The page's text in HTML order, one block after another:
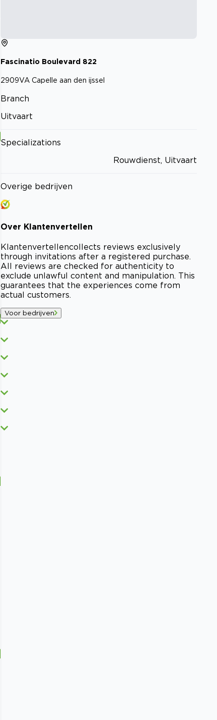
Fascinatio Boulevard 822
2909VA Capelle aan den ijssel
Branch
Uitvaart
Specializations
Rouwdienst, Uitvaart
Overige bedrijven
Over Klantenvertellen
Klantenvertellencollects reviews exclusively
through invitations after a registered purchase.
All reviews are checked for authenticity to
exclude unlawful content and manipulation. This
guarantees that the experiences come from
actual customers.
Voor bedrijven